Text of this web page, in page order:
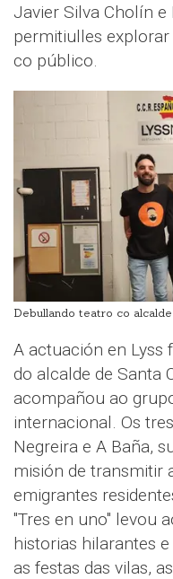
Javier Silva Cholín
permitiulles
co público.
Debullando teatro co
A actuación en Lyss
do alcalde de Santa
acompañou ao
internacional. Os
Negreira e A Baña,
misión de transmitir
emigrantes
"Tres en uno" levou
historias hilarantes
as festas das vilas,